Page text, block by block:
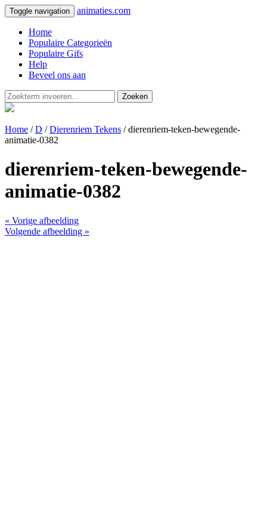
Toggle navigation animaties.com
Home
Populaire Categorieën
Populaire Gifs
Help
Beveel ons aan
Zoeken
Home /D /Dierenriem Tekens / dierenriem-teken-bewegende-
animatie-0382
dierenriem-teken-bewegende-
animatie-0382
« Vorige afbeelding
Volgende afbeelding »